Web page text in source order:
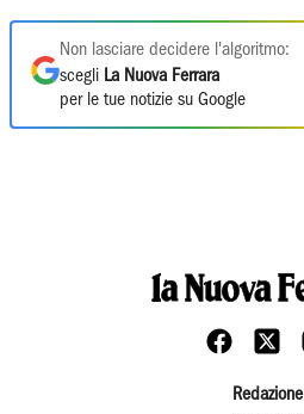
Non lasciare decidere l'algoritmo:
scegli La Nuova Ferrara
per le tue notizie su Google
Redazione